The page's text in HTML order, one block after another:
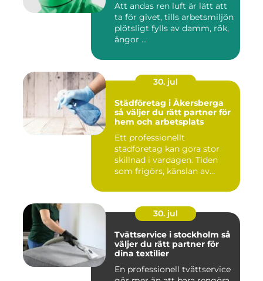
Att andas ren luft är lätt att
ta för givet, tills arbetsmiljön
plötsligt fylls av damm, rök,
ångor ...
30. jul
Städföretag i Åkersberga
så väljer du rätt partner för
hem och arbetsplats
Ett professionellt
städföretag kan göra stor
skillnad i vardagen. Tiden
som frigörs, känslan av
30. jul
Tvättservice i stockholm så
väljer du rätt partner för
dina textilier
En professionell tvättservice